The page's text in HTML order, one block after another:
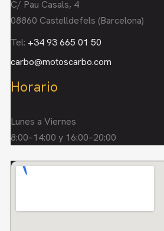
C/ Pau Casals, 4
08860 Castelldefels (Barcelona)
Tel: +34 93 665 01 50
carbo@motoscarbo.com
Horario
Lunes a Viernes
8:00–14:00 y 16:00–20:00